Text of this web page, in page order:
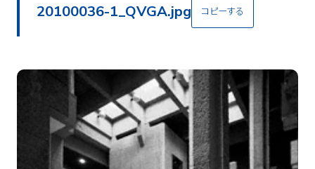
20100036-2_QVGA.jpg コピーする